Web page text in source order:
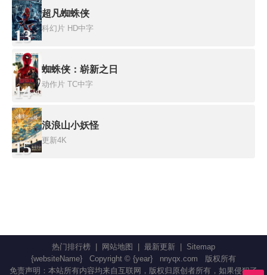
13
超凡蜘蛛侠
科幻片 HD中字
14
蜘蛛侠：崭新之日
动作片 TC中字
15
浪浪山小妖怪
更新4K
热门排行榜 网站地图 最新更新
Sitemap
{websiteName}
Copyright © {year} nnyqx.com
版权所有
免责声明：本站所有内容均来自互联网，版权归原创者所有，如果侵犯了